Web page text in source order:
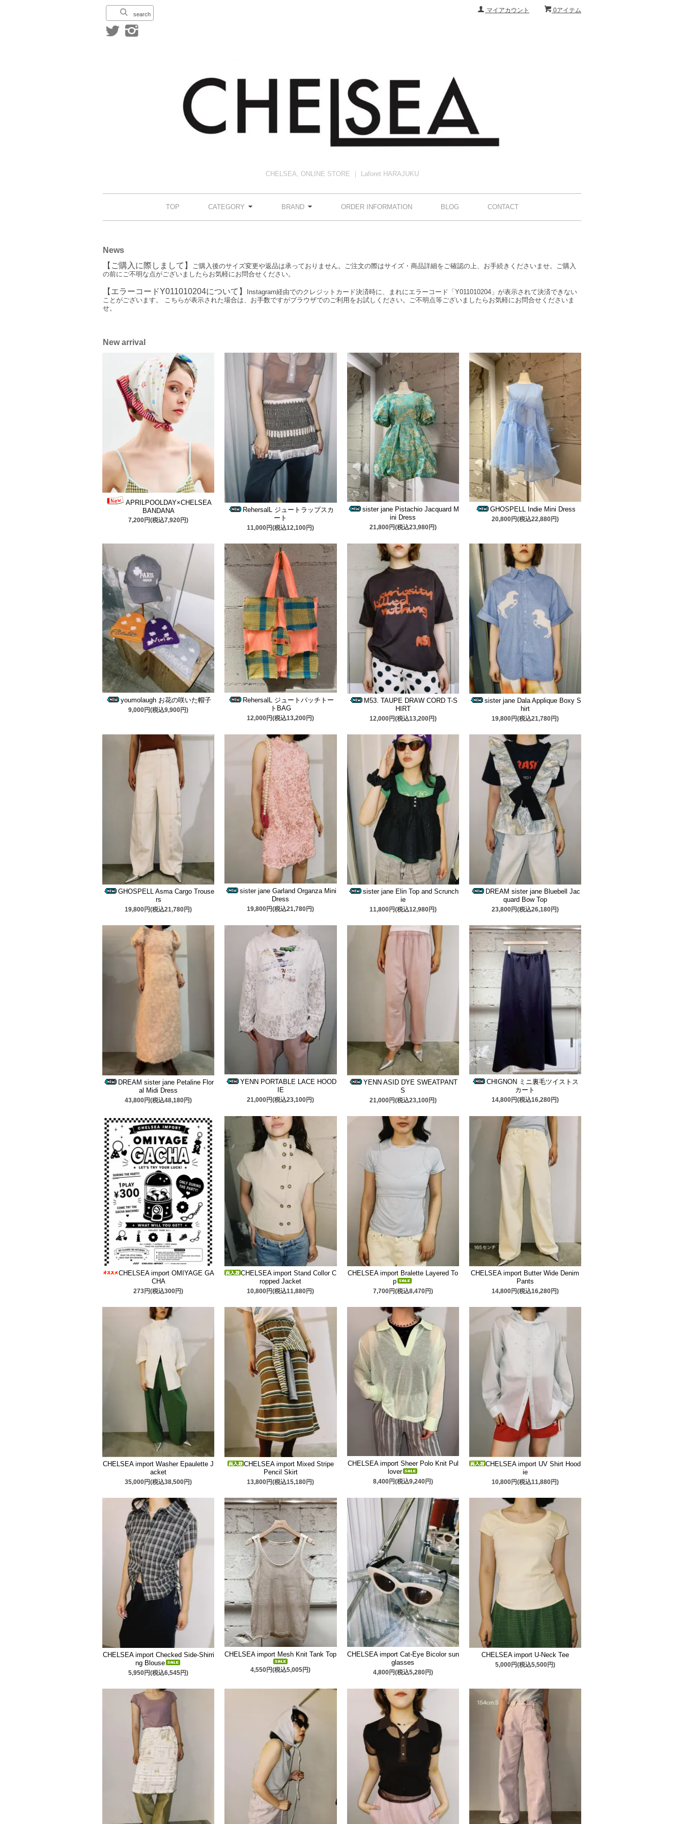
0アイテム
マイアカウント
search
CHELSEA, ONLINE STORE ｜ Laforet HARAJUKU
TOP CATEGORY BRAND ORDER INFORMATION BLOG CONTACT
News
【ご購入に際しまして】
ご購入後のサイズ変更や返品は承っておりません。ご注文の際はサイズ・商品詳細をご確認の上、お手続きくださいませ。ご購入
の前にご不明な点がございましたらお気軽にお問合せください。
【エラーコードY011010204について】
Instagram経由でのクレジットカード決済時に、まれにエラーコード「Y011010204」が表示されて決済できない
ことがございます。 こちらが表示された場合は、お手数ですがブラウザでのご利用をお試しください。ご不明点等ございましたらお気軽にお問合せくださいま
せ。
New arrival
APRILPOOLDAY×CHELSEA
BANDANA
7,200円(税込7,920円)
RehersalL ジュートラップスカ
ート
11,000円(税込12,100円)
sister jane Pistachio Jacquard M
ini Dress
21,800円(税込23,980円)
GHOSPELL Indie Mini Dress
20,800円(税込22,880円)
youmolaugh お花の咲いた帽子
9,000円(税込9,900円)
RehersalL ジュートパッチトー
トBAG
12,000円(税込13,200円)
M53. TAUPE DRAW CORD T-S
HIRT
12,000円(税込13,200円)
sister jane Dala Applique Boxy S
hirt
19,800円(税込21,780円)
GHOSPELL Asma Cargo Trouse
rs
19,800円(税込21,780円)
sister jane Garland Organza Mini
Dress
19,800円(税込21,780円)
sister jane Elin Top and Scrunch
ie
11,800円(税込12,980円)
DREAM sister jane Bluebell Jac
quard Bow Top
23,800円(税込26,180円)
DREAM sister jane Petaline Flor
al Midi Dress
43,800円(税込48,180円)
YENN PORTABLE LACE HOOD
IE
21,000円(税込23,100円)
YENN ASID DYE SWEATPANT
S
21,000円(税込23,100円)
CHIGNON ミニ裏毛ツイストス
カート
14,800円(税込16,280円)
CHELSEA import OMIYAGE GA
CHA
273円(税込300円)
CHELSEA import Stand Collor C
ropped Jacket
10,800円(税込11,880円)
CHELSEA import Bralette Layered To
p
7,700円(税込8,470円)
CHELSEA import Butter Wide Denim
Pants
14,800円(税込16,280円)
CHELSEA import Washer Epaulette J
acket
35,000円(税込38,500円)
CHELSEA import Mixed Stripe
Pencil Skirt
13,800円(税込15,180円)
CHELSEA import Sheer Polo Knit Pul
lover
8,400円(税込9,240円)
CHELSEA import UV Shirt Hood
ie
10,800円(税込11,880円)
CHELSEA import Checked Side-Shirri
ng Blouse
5,950円(税込6,545円)
CHELSEA import Mesh Knit Tank Top
4,550円(税込5,005円)
CHELSEA import Cat-Eye Bicolor sun
glasses
4,800円(税込5,280円)
CHELSEA import U-Neck Tee
5,000円(税込5,500円)